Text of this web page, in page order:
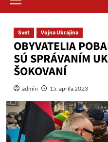
Menu
Svet Vojna Ukrajina
OBYVATELIA
SÚ SPRÁVANÍM
ŠOKOVANÍ
admin 15. apríla 2023